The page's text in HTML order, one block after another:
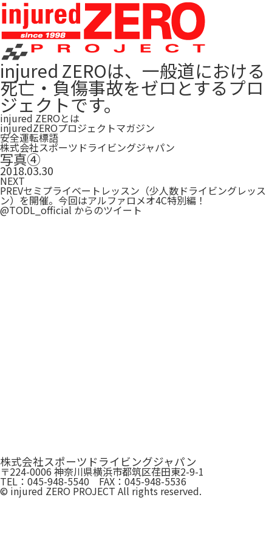
injured ZEROは、一般道における
死亡・負傷事故をゼロとするプロ
ジェクトです。
injured ZEROとは
injuredZEROプロジェクトマガジン
安全運転標語
株式会社スポーツドライビングジャパン
写真④
2018.03.30
NEXT
PREVセミプライベートレッスン（少人数ドライビングレッス
ン）を開催。今回はアルファロメオ4C特別編！
@TODL_official からのツイート
株式会社スポーツドライビングジャパン
〒224-0006 神奈川県横浜市都筑区荏田東2-9-1
TEL：045-948-5540 FAX：045-948-5536
© injured ZERO PROJECT All rights reserved.